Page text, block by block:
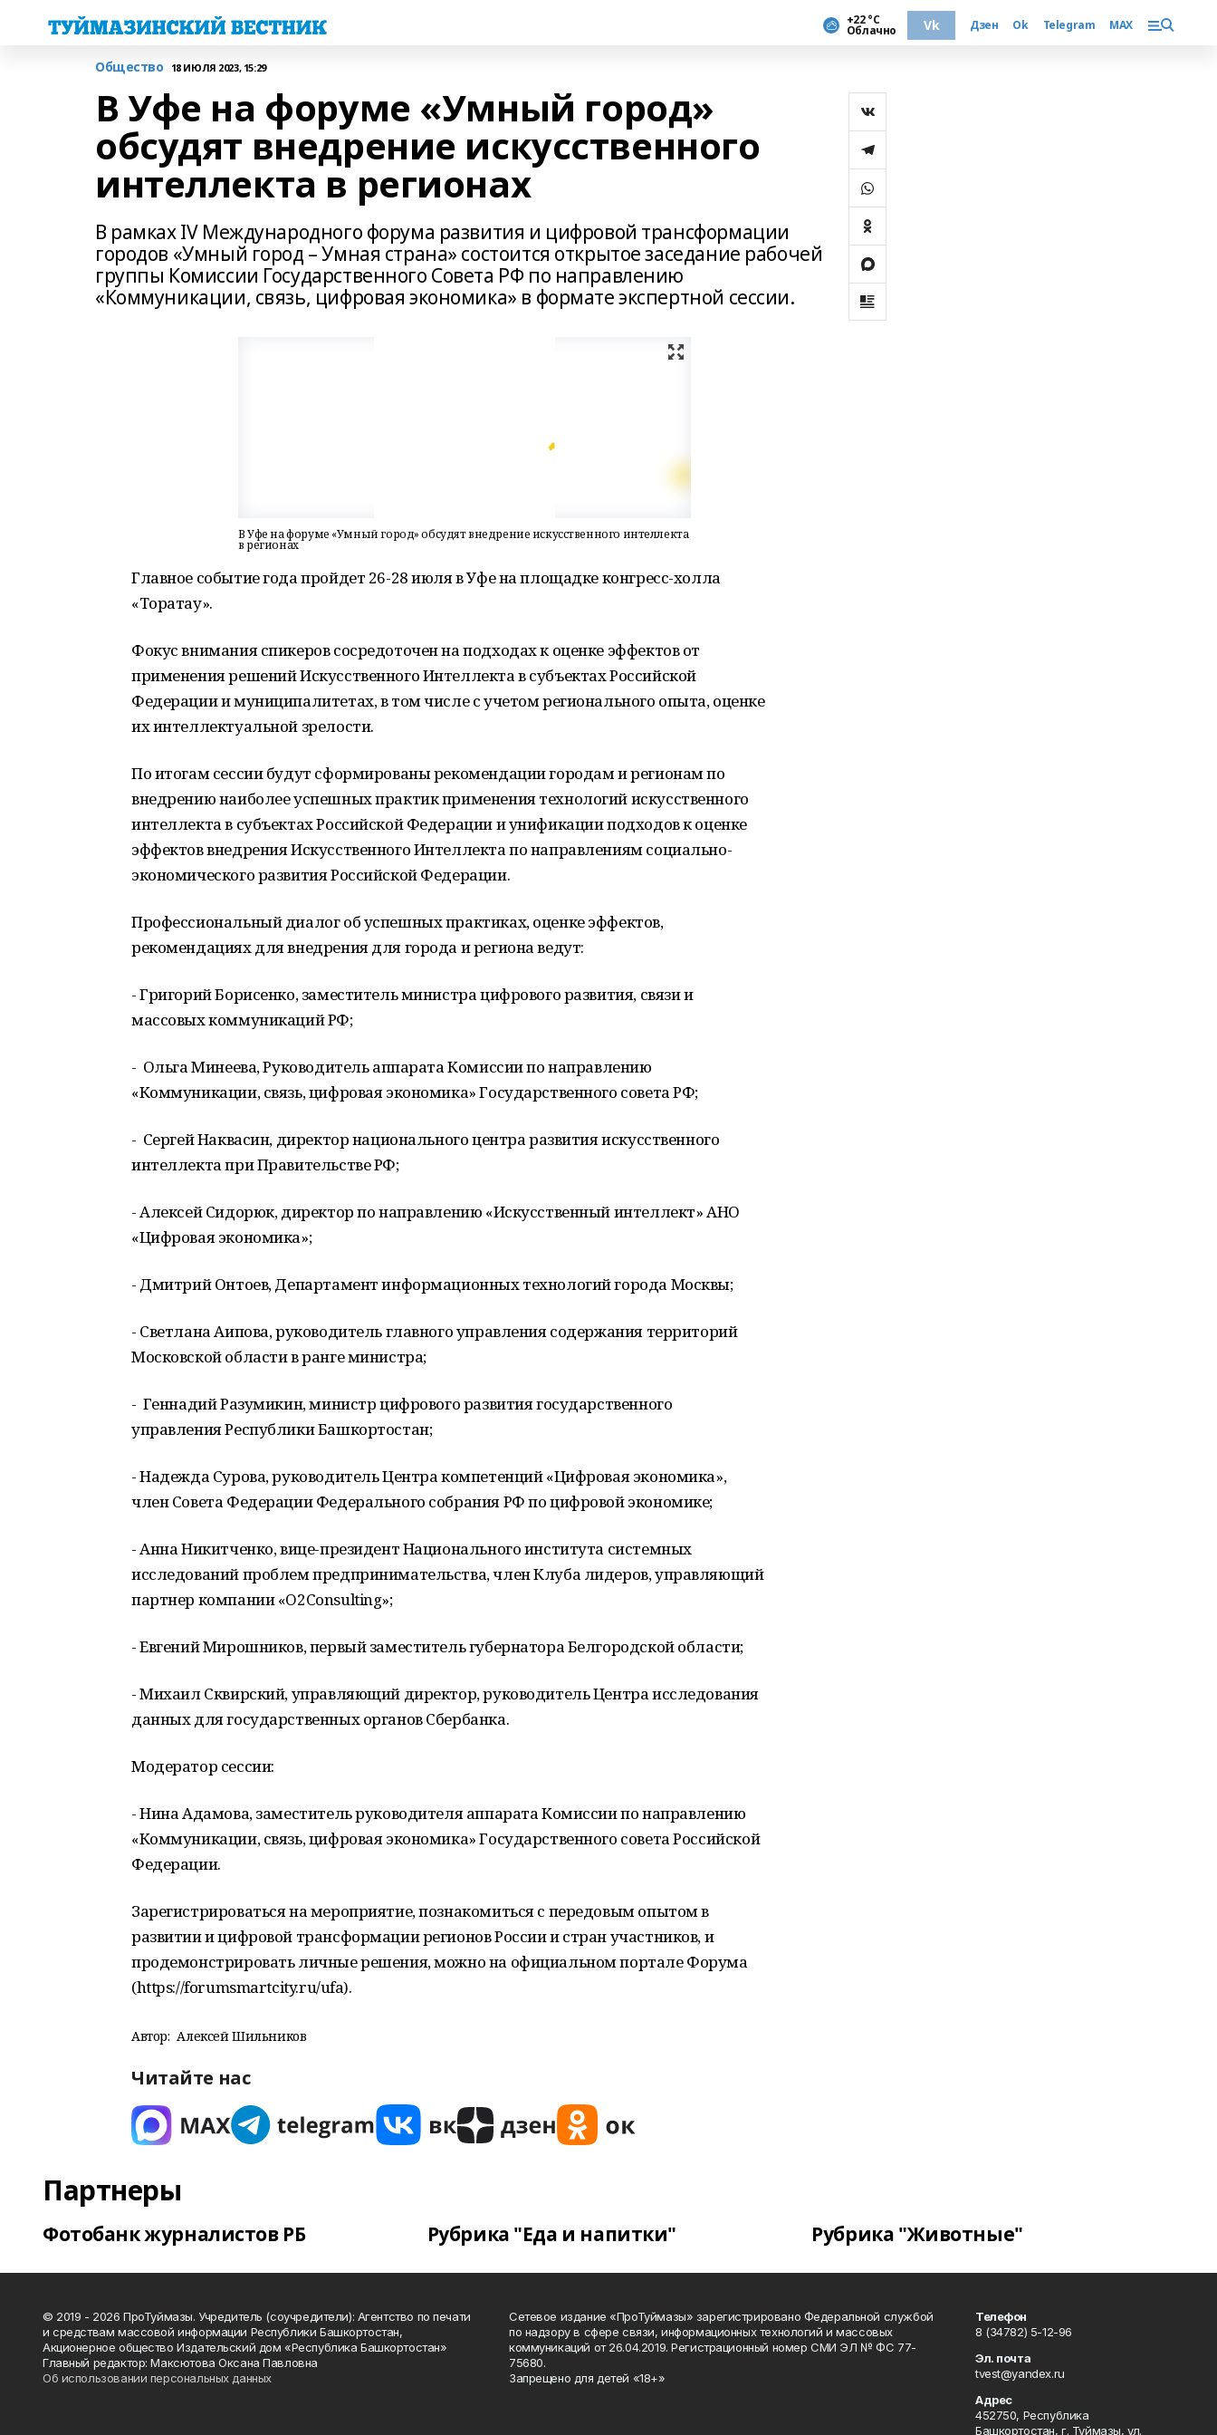
+22 °С
Облачно Vk Дзен Ok Telegram MAX
Общество 18 ИЮЛЯ 2023, 15:29
В Уфе на форуме «Умный город»
обсудят внедрение искусственного
интеллекта в регионах
В рамках IV Международного форума развития и цифровой трансформации
городов «Умный город – Умная страна» состоится открытое заседание рабочей
группы Комиссии Государственного Совета РФ по направлению
«Коммуникации, связь, цифровая экономика» в формате экспертной сессии.
В Уфе на форуме «Умный город» обсудят внедрение искусственного интеллекта
в регионах
Главное событие года пройдет 26-28 июля в Уфе на площадке конгресс-холла
«Торатау».
Фокус внимания спикеров сосредоточен на подходах к оценке эффектов от
применения решений Искусственного Интеллекта в субъектах Российской
Федерации и муниципалитетах, в том числе с учетом регионального опыта, оценке
их интеллектуальной зрелости.
По итогам сессии будут сформированы рекомендации городам и регионам по
внедрению наиболее успешных практик применения технологий искусственного
интеллекта в субъектах Российской Федерации и унификации подходов к оценке
эффектов внедрения Искусственного Интеллекта по направлениям социально-
экономического развития Российской Федерации.
Профессиональный диалог об успешных практиках, оценке эффектов,
рекомендациях для внедрения для города и региона ведут:
- Григорий Борисенко, заместитель министра цифрового развития, связи и
массовых коммуникаций РФ;
- Ольга Минеева, Руководитель аппарата Комиссии по направлению
«Коммуникации, связь, цифровая экономика» Государственного совета РФ;
- Сергей Наквасин, директор национального центра развития искусственного
интеллекта при Правительстве РФ;
- Алексей Сидорюк, директор по направлению «Искусственный интеллект» АНО
«Цифровая экономика»;
- Дмитрий Онтоев, Департамент информационных технологий города Москвы;
- Светлана Аипова, руководитель главного управления содержания территорий
Московской области в ранге министра;
- Геннадий Разумикин, министр цифрового развития государственного
управления Республики Башкортостан;
- Надежда Сурова, руководитель Центра компетенций «Цифровая экономика»,
член Совета Федерации Федерального собрания РФ по цифровой экономике;
- Анна Никитченко, вице-президент Национального института системных
исследований проблем предпринимательства, член Клуба лидеров, управляющий
партнер компании «O2Consulting»;
- Евгений Мирошников, первый заместитель губернатора Белгородской области;
- Михаил Сквирский, управляющий директор, руководитель Центра исследования
данных для государственных органов Сбербанка.
Модератор сессии:
- Нина Адамова, заместитель руководителя аппарата Комиссии по направлению
«Коммуникации, связь, цифровая экономика» Государственного совета Российской
Федерации.
Зарегистрироваться на мероприятие, познакомиться с передовым опытом в
развитии и цифровой трансформации регионов России и стран участников, и
продемонстрировать личные решения, можно на официальном портале Форума
(https://forumsmartcity.ru/ufa).
Автор: Алексей Шильников
Читайте нас
Партнеры
Фотобанк журналистов РБ Рубрика "Еда и напитки" Рубрика "Животные"
© 2019 - 2026 ПроТуймазы. Учредитель (соучредители): Агентство по печати
и средствам массовой информации Республики Башкортостан,
Акционерное общество Издательский дом «Республика Башкортостан»
Главный редактор: Максютова Оксана Павловна
Об использовании персональных данных
Сетевое издание «ПроТуймазы» зарегистрировано Федеральной службой
по надзору в сфере связи, информационных технологий и массовых
коммуникаций от 26.04.2019. Регистрационный номер СМИ ЭЛ № ФС 77-
75680.
Запрещено для детей «18+»
Телефон
8 (34782) 5-12-96
Эл. почта
tvest@yandex.ru
Адрес
452750, Республика
Башкортостан, г. Туймазы, ул.